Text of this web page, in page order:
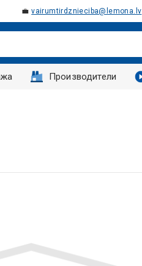
💼vairumtirdznieciba@lemona.lv
Производители